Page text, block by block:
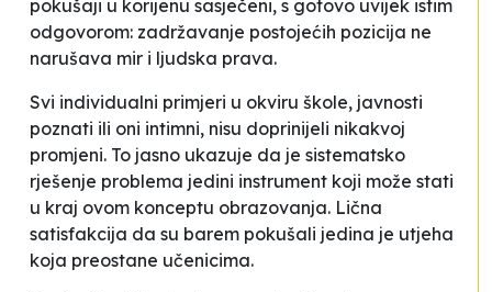
pokušaji u korijenu sasječeni, s gotovo uvijek istim
odgovorom: zadržavanje postojećih pozicija ne
narušava mir i ljudska prava.
Svi individualni primjeri u okviru škole, javnosti
poznati ili oni intimni, nisu doprinijeli nikakvoj
promjeni. To jasno ukazuje da je sistematsko
rješenje problema jedini instrument koji može stati
u kraj ovom konceptu obrazovanja. Lična
satisfakcija da su barem pokušali jedina je utjeha
koja preostane učenicima.